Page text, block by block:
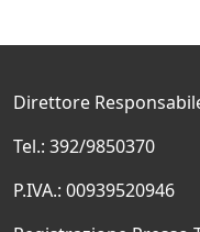
Direttore
Tel.: 392/9850370
P.IVA.: 00939520946